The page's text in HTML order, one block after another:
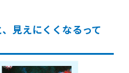
見えにくくなるって